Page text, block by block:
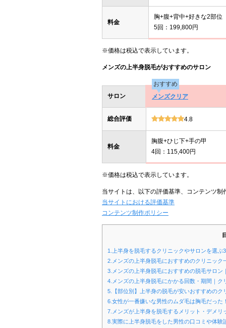
料金
胸+腹+背中+好きな2部位
5回：199,800円
※価格は税込で表示しています。
メンズの上半身脱毛がおすすめのサロン
サロン
おすすめ
メンズクリア
総合評価 4.8
料金
胸腹+ひじ下+手の甲
4回：115,400円
※価格は税込で表示しています。
当サイトは、以下の評価基準、コンテンツ
当サイトにおける評価基準
コンテンツ制作ポリシー
1.上半身を脱毛するクリニックやサロンを選
2.メンズの上半身脱毛におすすめのクリニッ
3.メンズの上半身脱毛におすすめの脱毛サロ
4.メンズの上半身脱毛にかかる回数・期間｜ク
5.【部位別】上半身の脱毛が安いおすすめの
6.女性が一番嫌いな男性のムダ毛は胸毛だった
7.メンズが上半身を脱毛するメリット・デメ
8.実際に上半身脱毛をした男性の口コミや体